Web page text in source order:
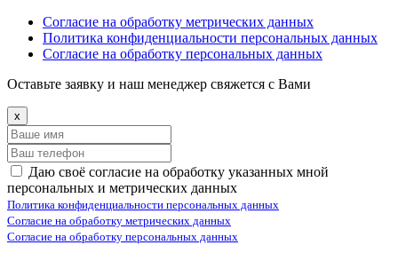
Согласие на обработку метрических данных
Политика конфиденциальности персональных данных
Согласие на обработку персональных данных
Оставьте заявку и наш менеджер свяжется с Вами
x
Даю своё согласие на обработку указанных мной
персональных и метрических данных
Политика конфиденциальности персональных данных
Согласие на обработку метрических данных
Согласие на обработку персональных данных